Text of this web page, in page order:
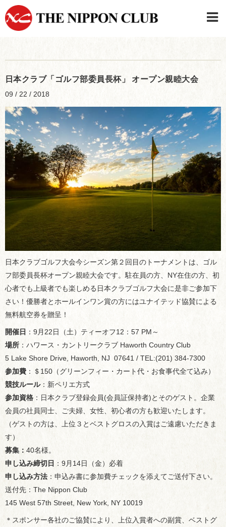
日本クラブ「ゴルフ部委員長杯」 オープン親睦大会
09 / 22 / 2018
日本クラブゴルフ大会今シーズン第２回目のトーナメントは、ゴル
フ部委員長杯オープン親睦大会です。駐在員の方、NY在住の方、初
心者でも上級者でも楽しめる日本クラブゴルフ大会に是非ご参加下
さい！優勝者とホールインワン賞の方にはユナイテッド協賛による
無料航空券を贈呈！
開催日 ：9月22日（土）ティーオフ12：57 PM～
場所 ：ハワース・カントリークラブ Haworth Country Club
5 Lake Shore Drive, Haworth, NJ 07641 / TEL:(201) 384-7300
参加費 ：＄150（グリーンフィー・カート代・お食事代全て込み）
競技ルール：新ペリエ方式
参加資格：日本クラブ登録会員(会員証保持者)とそのゲスト。企業
会員の社員同士、ご夫婦、女性、初心者の方も歓迎いたします。
（ゲストの方は、上位３とベストグロスの入賞はご遠慮いただきま
す）
募集： 40名様。
申し込み締切日 ：9月14日（金）必着
申し込み方法：申込み書に参加費チェックを添えてご送付下さい。
送付先：The Nippon Club
145 West 57th Street, New York, NY 10019
＊スポンサー各社のご協賛により、上位入賞者への副賞、ベストグ
日本クラブメンバーログイン
連絡先・駐車場